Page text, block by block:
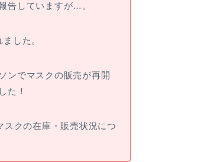
告していますが…。
した。
ンでマスクの販売が再開
た！
クの在庫・販売状況につ